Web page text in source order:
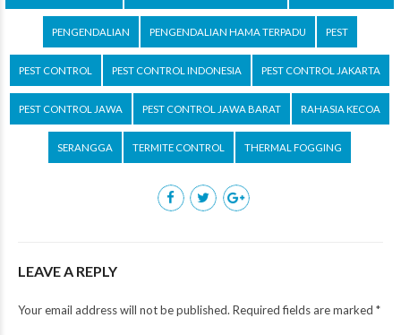
PENGENDALIAN PENGENDALIAN HAMA TERPADU PEST
PEST CONTROL PEST CONTROL INDONESIA PEST CONTROL JAKARTA
PEST CONTROL JAWA PEST CONTROL JAWA BARAT RAHASIA KECOA
SERANGGA TERMITE CONTROL THERMAL FOGGING
LEAVE A REPLY
Your email address will not be published. Required fields are marked *